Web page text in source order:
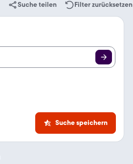
Suche teilen Filter zurücksetzen
Suche speichern